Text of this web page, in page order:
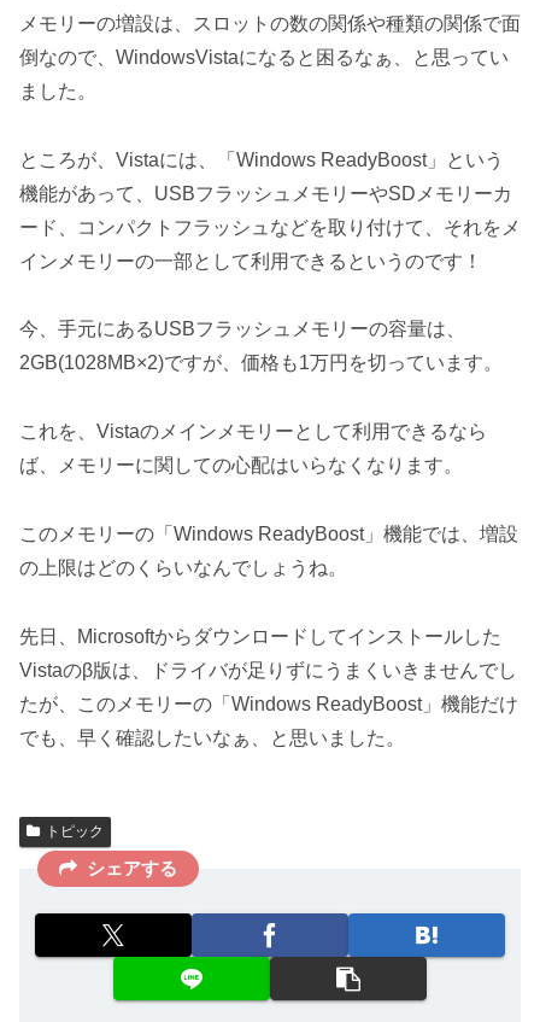
メモリーの増設は、スロットの数の関係や種類の関係で面
倒なので、WindowsVistaになると困るなぁ、と思ってい
ました。
ところが、Vistaには、「Windows ReadyBoost」という
機能があって、USBフラッシュメモリーやSDメモリーカ
ード、コンパクトフラッシュなどを取り付けて、それをメ
インメモリーの一部として利用できるというのです！
今、手元にあるUSBフラッシュメモリーの容量は、
2GB(1028MB×2)ですが、価格も1万円を切っています。
これを、Vistaのメインメモリーとして利用できるなら
ば、メモリーに関しての心配はいらなくなります。
このメモリーの「Windows ReadyBoost」機能では、増設
の上限はどのくらいなんでしょうね。
先日、Microsoftからダウンロードしてインストールした
Vistaのβ版は、ドライバが足りずにうまくいきませんでし
たが、このメモリーの「Windows ReadyBoost」機能だけ
でも、早く確認したいなぁ、と思いました。
トピック
シェアする